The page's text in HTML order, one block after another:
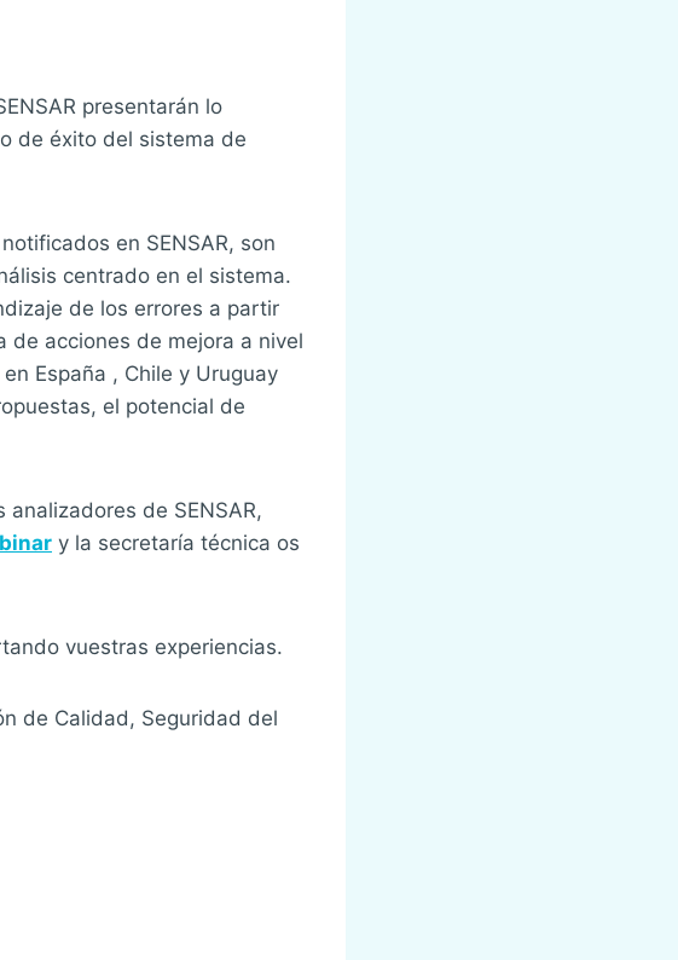
presentarán lo
de éxito del sistema de
en SENSAR, son
centrado en el sistema.
de los errores a partir
acciones de mejora a nivel
España , Chile y Uruguay
el potencial de
de SENSAR,
y la secretaría técnica os
vuestras experiencias.
de Calidad, Seguridad del